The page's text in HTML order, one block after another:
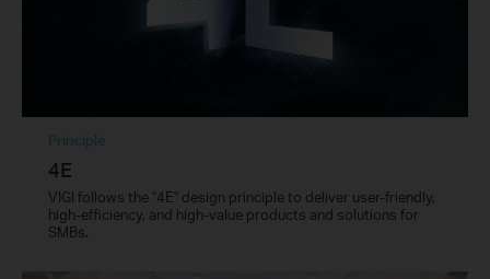
Principle
4E
VIGI follows the "4E" design principle to deliver user-friendly,
high-efficiency, and high-value products and solutions for
SMBs.